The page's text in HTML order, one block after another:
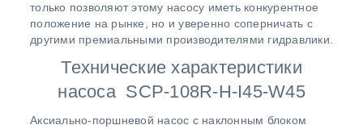
только позволяют этому насосу иметь конкурентное
положение на рынке, но и уверенно соперничать с
другими премиальными производителями гидравлики.
Технические характеристики
насоса SCP-108R-H-I45-W45
Аксиально-поршневой насос с наклонным блоком